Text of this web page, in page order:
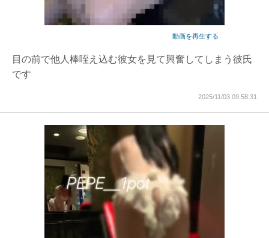
動画を再生する
目の前で他人棒咥え込む彼女を見て興奮してしまう彼氏
です
2025/11/03 09:58:31